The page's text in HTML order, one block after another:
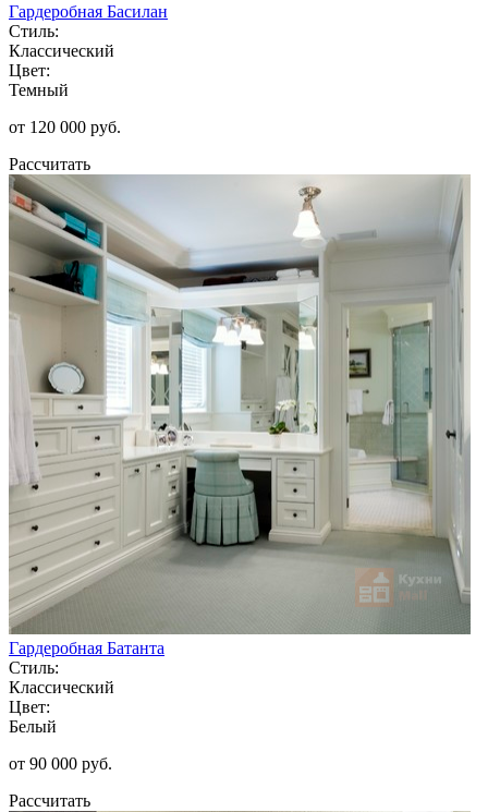
Гардеробная Басилан
Стиль:
Классический
Цвет:
Темный
от 120 000 руб.
Рассчитать
Гардеробная Батанта
Стиль:
Классический
Цвет:
Белый
от 90 000 руб.
Рассчитать